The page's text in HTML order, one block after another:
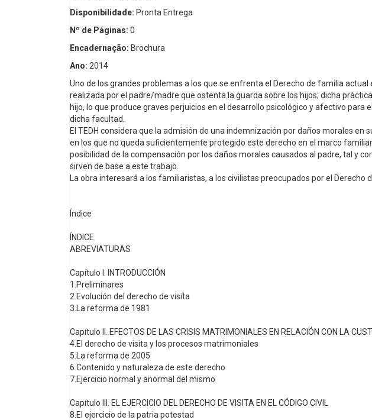
Disponibilidade: Pronta Entrega
Nº de Páginas: 0
Encadernação: Brochura
Ano: 2014
Uno de los grandes problemas a los que se enfrenta el Derecho de familia
realizada por el padre/madre que ostenta la guarda sobre los hijos; dicha
hijo, lo que produce graves perjuicios en el desarrollo psicológico y afectivo
dicha facultad.
El TEDH considera que la admisión de una indemnización por daños morales
en los que no queda suficientemente protegido este derecho en el marco
posibilidad de la compensación por los daños morales causados al padre, tal y
sirven de base a este trabajo.
La obra interesará a los familiaristas, a los civilistas preocupados por el
Índice
ÍNDICE
ABREVIATURAS
Capítulo I. INTRODUCCIÓN
1.Preliminares
2.Evolución del derecho de visita
3.La reforma de 1981
Capítulo II. EFECTOS DE LAS CRISIS MATRIMONIALES EN RELACIÓN CON LA
4.El derecho de visita y los procesos matrimoniales
5.La reforma de 2005
6.Contenido y naturaleza de este derecho
7.Ejercicio normal y anormal del mismo
Capítulo III. EL EJERCICIO DEL DERECHO DE VISITA EN EL CÓDIGO CIVIL
8.El ejercicio de la patria potestad